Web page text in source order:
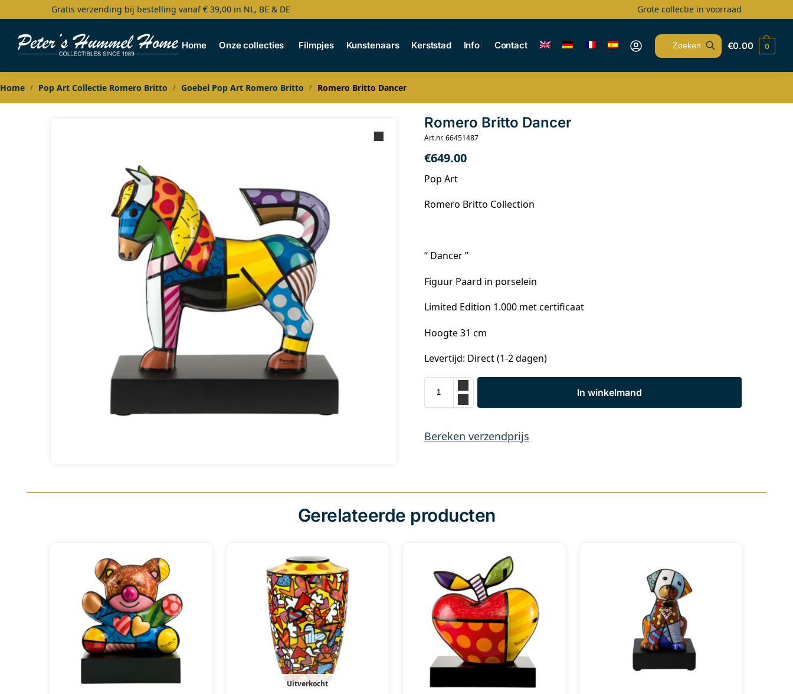
Gratis verzending bij bestelling vanaf € 39,00 in NL, BE & DE Grote collectie in voorraad
Home Onze collecties Filmpjes Kunstenaars Kerststad Info Contact
Search
€0.00 0
Home / Pop Art Collectie Romero Britto / Goebel Pop Art Romero Britto / Romero Britto Dancer
Romero Britto Dancer
Art.nr. 66451487
€649.00
Pop Art
Romero Britto Collection
“ Dancer ”
Figuur Paard in porselein
Limited Edition 1.000 met certificaat
Hoogte 31 cm
Levertijd: Direct (1-2 dagen)
In winkelmand
Bereken verzendprijs
Gerelateerde producten
Uitverkocht